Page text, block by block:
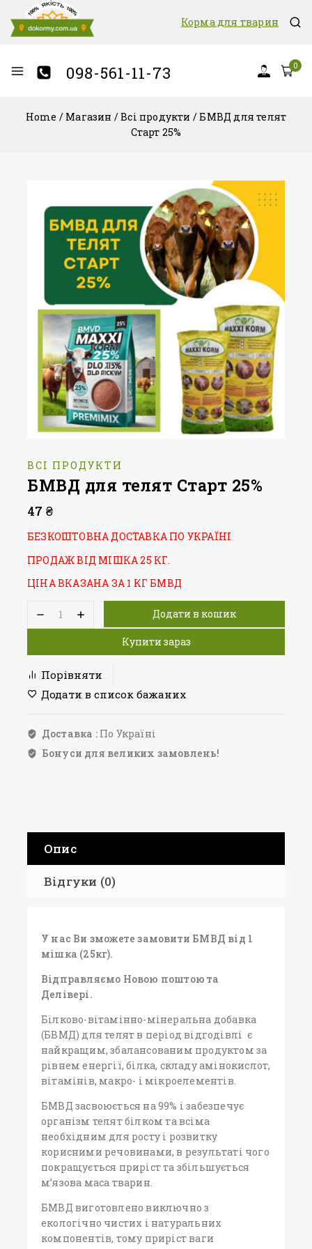
Корма для тварин
098-561-11-73 0
Home / Магазин /Всі продукти /БМВД для телят
Старт 25%
ВСІ ПРОДУКТИ
БМВД для телят Старт 25%
47 ₴
БЕЗКОШТОВНА ДОСТАВКА ПО УКРАЇНІ
ПРОДАЖ ВІД МІШКА 25 КГ.
ЦІНА ВКАЗАНА ЗА 1 КГ БМВД
Додати в кошик
Купити зараз
Порівняти
Додати в список бажаних
Доставка : По Україні
Бонуси для великих замовлень!
Опис
Відгуки (0)
У нас Ви зможете замовити БМВД від 1
мішка (25кг).
Відправляємо Новою поштою та
Делівері.
Білково-вітамінно-мінеральна добавка
(БВМД) для телят в період відгодівлі є
найкращим, збалансованим продуктом за
рівнем енергії, білка, складу амінокислот,
вітамінів, макро- і мікроелементів.
БМВД засвоюється на 99% і забезпечує
організм телят білком та всіма
необхідним для росту і розвитку
корисними речовинами, в результаті чого
покращується приріст та збільшується
м’язова маса тварин.
БМВД виготовлено виключно з
екологічно чистих і натуральних
компонентів, тому приріст ваги